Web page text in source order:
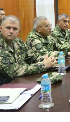
para el
energético
Los recursos
destino el
Presupuesto
el Ministerio de
gobernaciones
proyectos.